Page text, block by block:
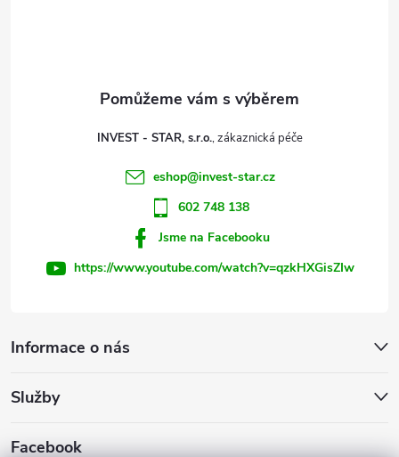
Informace o nás
Služby
Facebook
INVEST - STAR, s.r.o.
eshop@invest-star.cz
602 748 138
Jsme na Facebooku
https://www.youtube.com/watch?v=qzkHXGisZIw